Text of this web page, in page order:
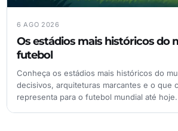
6 AGO 2026
Os estádios mais históricos do
futebol
Conheça os estádios mais históricos do
decisivos, arquiteturas marcantes e o que
representa para o futebol mundial até hoje.